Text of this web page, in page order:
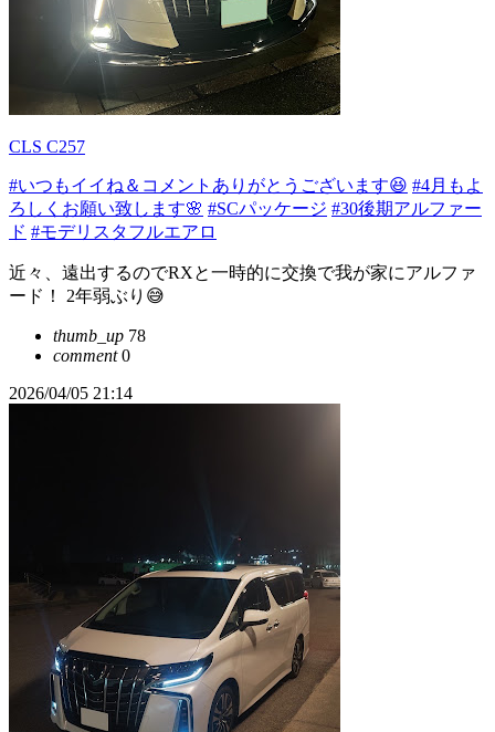
CLS C257
#いつもイイね＆コメントありがとうございます😆 #4月もよ
ろしくお願い致します🌸 #SCパッケージ #30後期アルファー
ド #モデリスタフルエアロ
近々、遠出するのでRXと一時的に交換で我が家にアルファ
ード！ 2年弱ぶり😅
thumb_up 78
comment0
2026/04/05 21:14